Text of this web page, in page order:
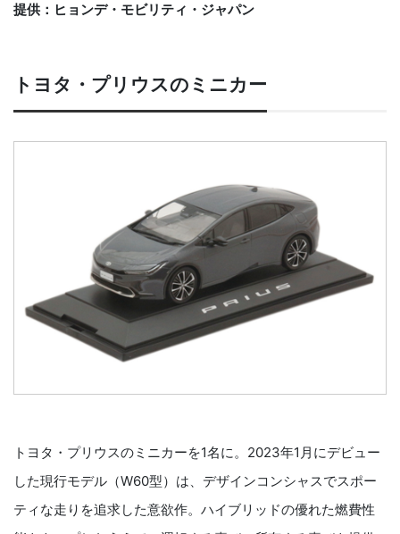
提供：ヒョンデ・モビリティ・ジャパン
トヨタ・プリウスのミニカー
トヨタ・プリウスのミニカーを1名に。2023年1月にデビュー
した現行モデル（W60型）は、デザインコンシャスでスポー
ティな走りを追求した意欲作。ハイブリッドの優れた燃費性